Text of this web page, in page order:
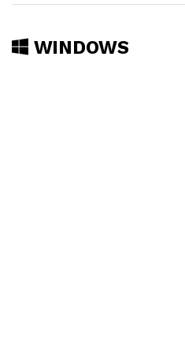
WINDOWS